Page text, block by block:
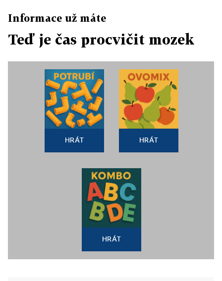
Informace už máte
Teď je čas procvičit mozek
HRÁT HRÁT
HRÁT